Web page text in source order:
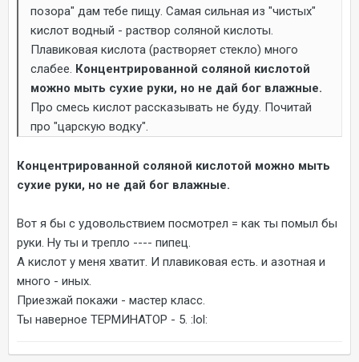
позора" дам тебе пищу. Самая сильная из "чистых"
кислот водный - раствор соляной кислоты.
Плавиковая кислота (растворяет стекло) много
слабее. Концентрированной соляной кислотой
можно мыть сухие руки, но не дай бог влажные.
Про смесь кислот рассказывать не буду. Почитай
про "царскую водку".
Концентрированной соляной кислотой можно мыть
сухие руки, но не дай бог влажные.
Вот я бы с удовольствием посмотрел = как ты помыл бы
руки. Ну ты и трепло ---- пипец.
А кислот у меня хватит. И плавиковая есть. и азотная и
много - иных.
Приезжай покажи - мастер класс.
Ты наверное ТЕРМИНАТОР - 5. :lol: